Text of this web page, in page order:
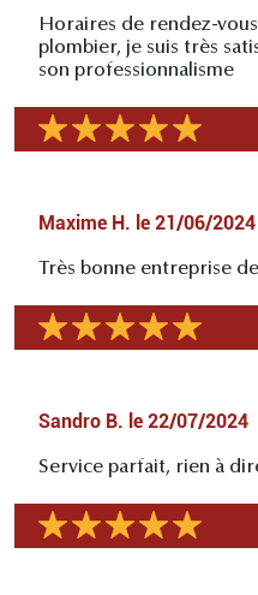
Horaires de rendez-
plombier, je suis très
son professionnalisme
Maxime H. le 21/06/2024
Très bonne entreprise
Sandro B. le 22/07/2024
Service parfait, rien à